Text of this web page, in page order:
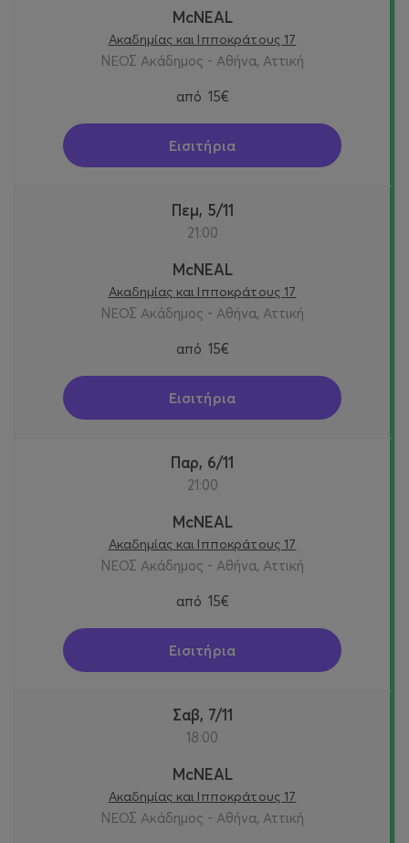
McNEAL
Ακαδημίας και Ιπποκράτους 17
ΝΕΟΣ Ακάδημος - Αθήνα, Αττική
από 15€
Εισιτήρια
Πεμ, 5/11
21:00
McNEAL
Ακαδημίας και Ιπποκράτους 17
ΝΕΟΣ Ακάδημος - Αθήνα, Αττική
από 15€
Εισιτήρια
Παρ, 6/11
21:00
McNEAL
Ακαδημίας και Ιπποκράτους 17
ΝΕΟΣ Ακάδημος - Αθήνα, Αττική
από 15€
Εισιτήρια
Σαβ, 7/11
18:00
McNEAL
Ακαδημίας και Ιπποκράτους 17
ΝΕΟΣ Ακάδημος - Αθήνα, Αττική